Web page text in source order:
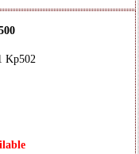
Kp502